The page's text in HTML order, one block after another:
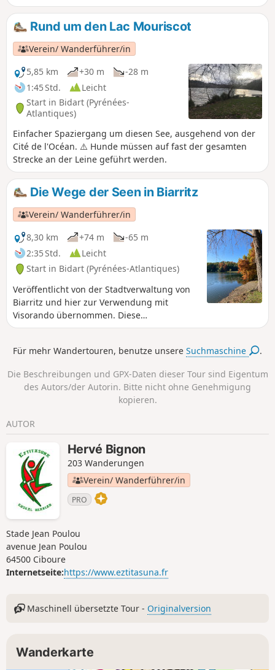
Rund um den Lac Mouriscot
Verein/ Wanderführer/in
5,85 km
+30 m
-28 m
1:45 Std.
Leicht
Start in Bidart (Pyrénées-
Atlantiques)
Einfacher Spaziergang um diesen See, ausgehend von der
Cité de l'Océan. ⚠️ Hunde müssen auf fast der gesamten
Strecke an der Leine geführt werden.
Die Wege der Seen in Biarritz
Verein/ Wanderführer/in
8,30 km
+74 m
-65 m
2:35 Std.
Leicht
Start in Bidart (Pyrénées-Atlantiques)
Veröffentlicht von der Stadtverwaltung von
Biarritz und hier zur Verwendung mit
Visorando übernommen. Diese
Rundwanderung führt entlang des Strandes
schließlich am Lac de Mouriscot vorbei, um
Für mehr Wandertouren, benutze unsereSuchmaschine .
Die Beschreibungen und GPX-Daten dieser Tour sind Eigentum
des Autors/der Autorin. Bitte nicht ohne Genehmigung
kopieren.
AUTOR
Hervé Bignon
203 Wanderungen
Verein/ Wanderführer/in
PRO
Stade Jean Poulou
avenue Jean Poulou
64500 Ciboure
Internetseite:https://www.eztitasuna.fr
Maschinell übersetzte Tour - Originalversion
Wanderkarte